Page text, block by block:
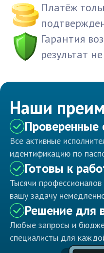
Платёж
Гарантия
результат
Наши
Проверенные
Все активные
идентификацию по
Готовы к
Тысячи
вашу задачу
Решение для
Любые запросы и
специалисты для